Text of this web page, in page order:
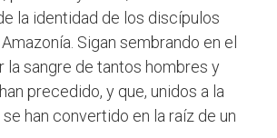
la identidad de los discípulos
Sigan sembrando en el
la sangre de tantos hombres y
precedido, y que, unidos a la
han convertido en la raíz de un